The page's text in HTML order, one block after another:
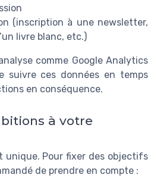
(inscription à une newsletter,
livre blanc, etc.)
comme Google Analytics
suivre ces données en temps
en conséquence.
à votre
unique. Pour fixer des objectifs
de prendre en compte :